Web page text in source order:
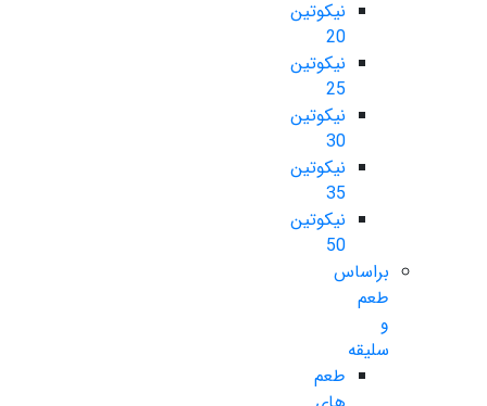
نیکوتین
20
نیکوتین
25
نیکوتین
30
نیکوتین
35
نیکوتین
50
براساس
طعم
و
سلیقه
طعم